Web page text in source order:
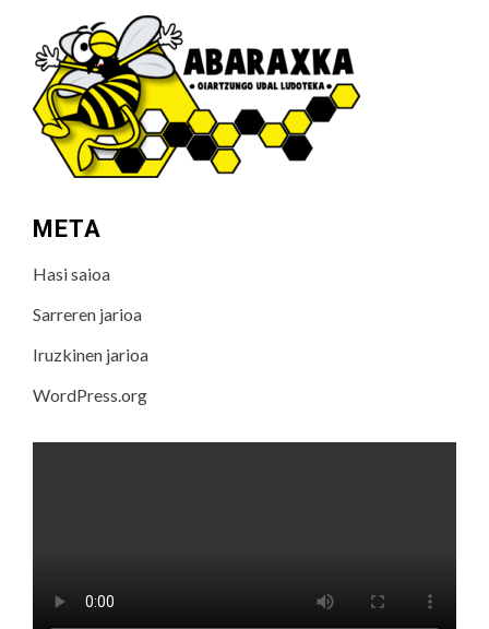
META
Hasi saioa
Sarreren jarioa
Iruzkinen jarioa
WordPress.org